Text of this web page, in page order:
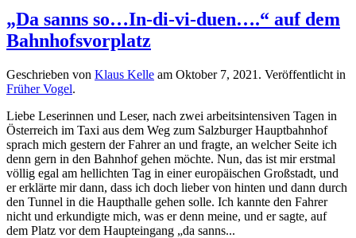
„Da sanns so…In-di-vi-duen….“ auf dem
Bahnhofsvorplatz
Geschrieben von Klaus Kelle am Oktober 7, 2021 . Veröffentlicht in
Früher Vogel.
Liebe Leserinnen und Leser, nach zwei arbeitsintensiven Tagen in
Österreich im Taxi aus dem Weg zum Salzburger Hauptbahnhof
sprach mich gestern der Fahrer an und fragte, an welcher Seite ich
denn gern in den Bahnhof gehen möchte. Nun, das ist mir erstmal
völlig egal am hellichten Tag in einer europäischen Großstadt, und
er erklärte mir dann, dass ich doch lieber von hinten und dann durch
den Tunnel in die Haupthalle gehen solle. Ich kannte den Fahrer
nicht und erkundigte mich, was er denn meine, und er sagte, auf
dem Platz vor dem Haupteingang „da sanns...